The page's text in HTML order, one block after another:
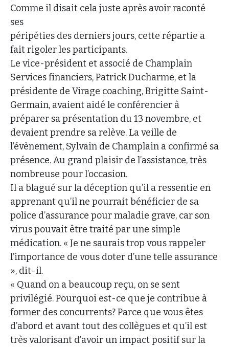
Comme il disait cela juste après avoir raconté
ses
péripéties des derniers jours, cette répartie a
fait rigoler les participants.
Le vice-président et associé de Champlain
Services financiers, Patrick Ducharme, et la
présidente de Virage coaching, Brigitte Saint-
Germain, avaient aidé le conférencier à
préparer sa présentation du 13 novembre, et
devaient prendre sa relève. La veille de
l’évènement, Sylvain de Champlain a confirmé sa
présence. Au grand plaisir de l’assistance, très
nombreuse pour l’occasion.
Il a blagué sur la déception qu’il a ressentie en
apprenant qu’il ne pourrait bénéficier de sa
police d’assurance pour maladie grave, car son
virus pouvait être traité par une simple
médication. « Je ne saurais trop vous rappeler
l’importance de vous doter d’une telle assurance
», dit-il.
« Quand on a beaucoup reçu, on se sent
privilégié. Pourquoi est-ce que je contribue à
former des concurrents? Parce que vous êtes
d’abord et avant tout des collègues et qu’il est
très valorisant d’avoir un impact positif sur la